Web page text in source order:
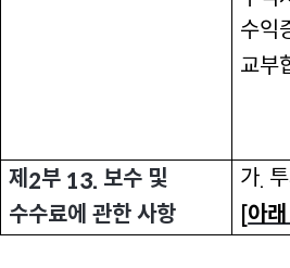
수익
교부
제 2부 13. 보수 및
수수료에 관한 사항
가.
[아